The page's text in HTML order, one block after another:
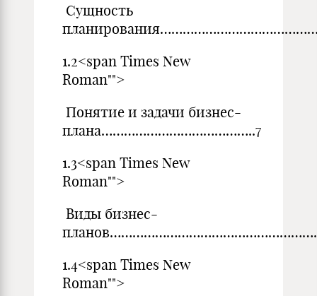
Сущность
1.2<span Times New
Roman"">
Понятие и задачи бизнес-
плана…………………………………..7
1.3<span Times New
Roman"">
Виды бизнес-
1.4<span Times New
Roman"">